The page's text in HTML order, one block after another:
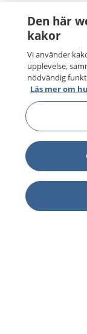
Den här
kakor
Vi använder
upplevelse,
nödvändig
Läs mer om